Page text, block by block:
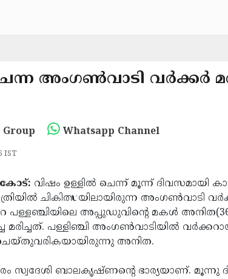
അംഗണ്‍വാടി വര്‍ക്കര്‍
Group Whatsapp Channel
IST
വിഷം ഉള്ളില്‍ ചെന്ന് മൂന്ന് ദിവസമായി
ചികിത്സയിലായിരുന്ന അംഗണ്‍വാടി
പള്ളഞ്ചിയിലെ അപ്പുഡുവിന്റെ മകള്‍
മരിച്ചത്. പള്ളിഞ്ചി അംഗണ്‍വാടിയില്‍
അനിത.
സ്വദേശി ബാലകൃഷ്ണന്റെ ഭാര്യയാണ്. മൂന്നു